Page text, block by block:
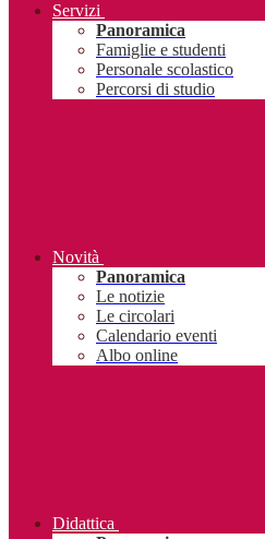
Servizi
Panoramica
Famiglie e studenti
Personale scolastico
Percorsi di studio
Novità
Panoramica
Le notizie
Le circolari
Calendario eventi
Albo online
Didattica